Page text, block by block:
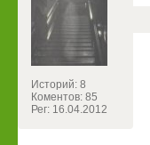
Историй: 8
Коментов: 85
Рег: 16.04.2012